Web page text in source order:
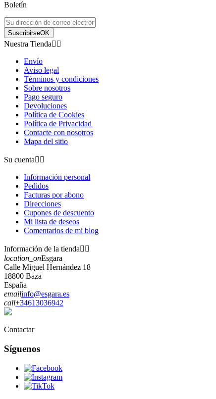
Boletín
SuscribirseOK
Nuestra Tienda 
Envío
Aviso legal
Términos y condiciones
Sobre nosotros
Pago seguro
Devoluciones
Política de Cookies
Política de Privacidad
Contacte con nosotros
Mapa del sitio
Su cuenta 
Información personal
Pedidos
Facturas por abono
Direcciones
Cupones de descuento
Mi lista de deseos
Comentarios de mi blog
Información de la tienda 
location_onEsgara
Calle Miguel Hernández 18
18800 Baza
España
emailinfo@esgara.es
call+34613036942
Contactar
Síguenos